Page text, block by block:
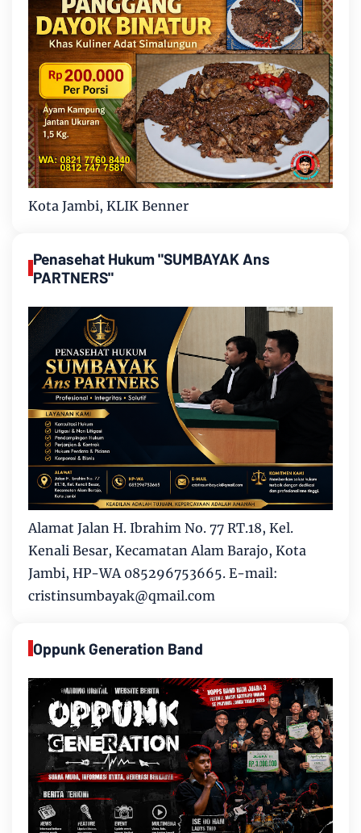
Kota Jambi, KLIK Benner
Penasehat Hukum "SUMBAYAK Ans
PARTNERS"
Alamat Jalan H. Ibrahim No. 77 RT.18, Kel.
Kenali Besar, Kecamatan Alam Barajo, Kota
Jambi, HP-WA 085296753665. E-mail:
cristinsumbayak@qmail.com
Oppunk Generation Band